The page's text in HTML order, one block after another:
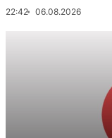
22:42 06.08.2026